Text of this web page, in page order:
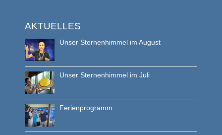
AKTUELLES
Unser Sternenhimmel im August
Unser Sternenhimmel im Juli
Ferienprogramm